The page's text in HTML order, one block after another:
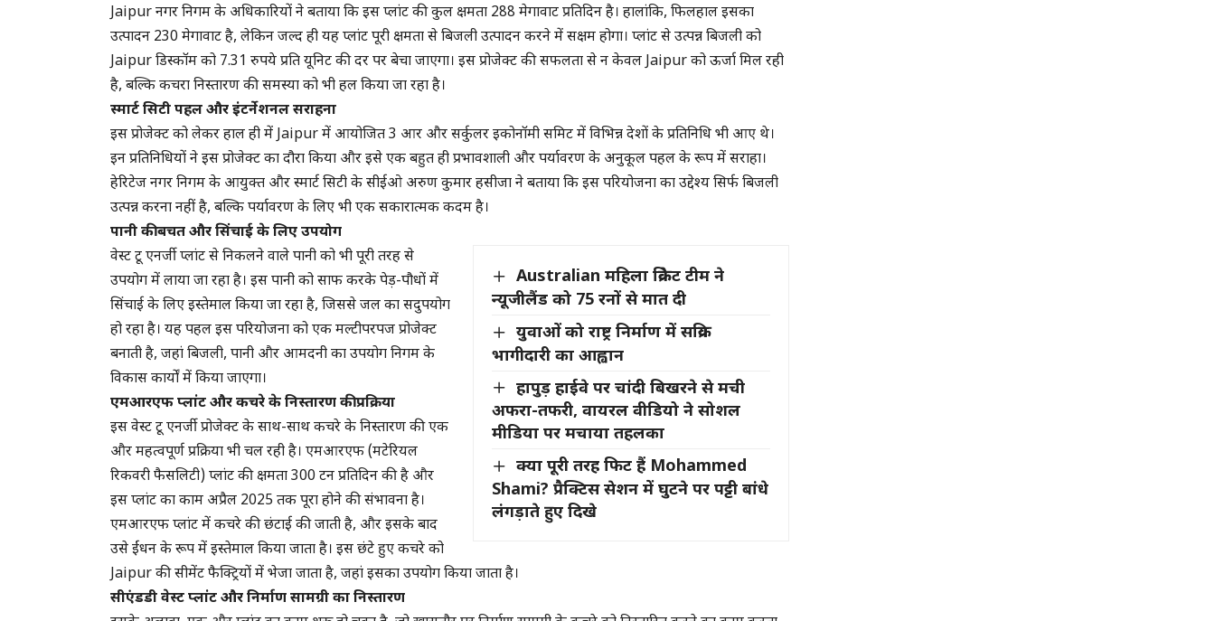
Jaipur नगर निगम के अधिकारियों ने बताया कि इस प्लांट की कुल क्षमता 288 मेगावाट प्रतिदिन है। हालांकि, फिलहाल इसका
उत्पादन 230 मेगावाट है, लेकिन जल्द ही यह प्लांट पूरी क्षमता से बिजली उत्पादन करने में सक्षम होगा। प्लांट से उत्पन्न बिजली को
Jaipur डिस्कॉम को 7.31 रुपये प्रति यूनिट की दर पर बेचा जाएगा। इस प्रोजेक्ट की सफलता से न केवल Jaipur को ऊर्जा मिल रही
है, बल्कि कचरा निस्तारण की समस्या को भी हल किया जा रहा है।
स्मार्ट सिटी पहल और इंटर्नेशनल सराहना
इस प्रोजेक्ट को लेकर हाल ही में Jaipur में आयोजित 3 आर और सर्कुलर इकोनॉमी समिट में विभिन्न देशों के प्रतिनिधि भी आए थे।
इन प्रतिनिधियों ने इस प्रोजेक्ट का दौरा किया और इसे एक बहुत ही प्रभावशाली और पर्यावरण के अनुकूल पहल के रूप में सराहा।
हेरिटेज नगर निगम के आयुक्त और स्मार्ट सिटी के सीईओ अरुण कुमार हसीजा ने बताया कि इस परियोजना का उद्देश्य सिर्फ बिजली
उत्पन्न करना नहीं है, बल्कि पर्यावरण के लिए भी एक सकारात्मक कदम है।
पानी की बचत और सिंचाई के लिए उपयोग
Australian महिला क्रिकेट टीम ने
न्यूजीलैंड को 75 रनों से मात दी
युवाओं को राष्ट्र निर्माण में सक्रिय
भागीदारी का आह्वान
हापुड़ हाईवे पर चांदी बिखरने से मची
अफरा-तफरी, वायरल वीडियो ने सोशल
मीडिया पर मचाया तहलका
क्या पूरी तरह फिट हैं Mohammed
Shami? प्रैक्टिस सेशन में घुटने पर पट्टी बांधे
लंगड़ाते हुए दिखे
वेस्ट टू एनर्जी प्लांट से निकलने वाले पानी को भी पूरी तरह से
उपयोग में लाया जा रहा है। इस पानी को साफ करके पेड़-पौधों में
सिंचाई के लिए इस्तेमाल किया जा रहा है, जिससे जल का सदुपयोग
हो रहा है। यह पहल इस परियोजना को एक मल्टीपरपज प्रोजेक्ट
बनाती है, जहां बिजली, पानी और आमदनी का उपयोग निगम के
विकास कार्यों में किया जाएगा।
एमआरएफ प्लांट और कचरे के निस्तारण की प्रक्रिया
इस वेस्ट टू एनर्जी प्रोजेक्ट के साथ-साथ कचरे के निस्तारण की एक
और महत्वपूर्ण प्रक्रिया भी चल रही है। एमआरएफ (मटेरियल
रिकवरी फैसलिटी) प्लांट की क्षमता 300 टन प्रतिदिन की है और
इस प्लांट का काम अप्रैल 2025 तक पूरा होने की संभावना है।
एमआरएफ प्लांट में कचरे की छंटाई की जाती है, और इसके बाद
उसे ईंधन के रूप में इस्तेमाल किया जाता है। इस छंटे हुए कचरे को
Jaipur की सीमेंट फैक्ट्रियों में भेजा जाता है, जहां इसका उपयोग किया जाता है।
सीएंडडी वेस्ट प्लांट और निर्माण सामग्री का निस्तारण